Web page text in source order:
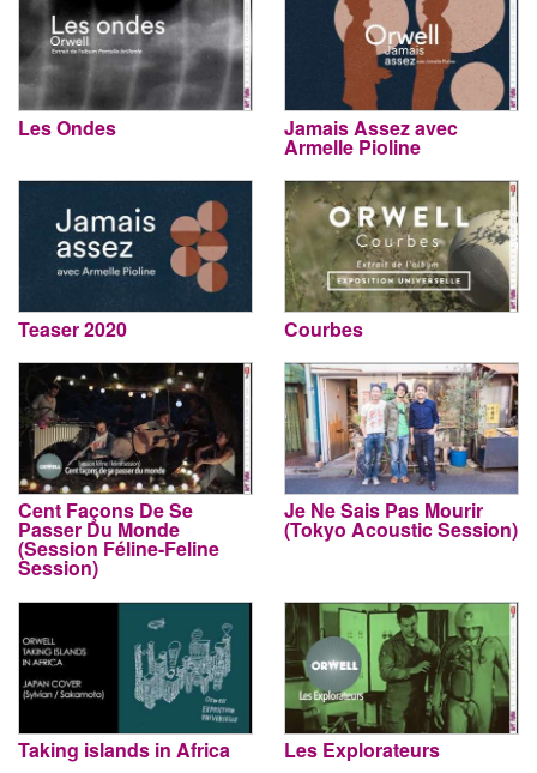
Les Ondes Jamais Assez avec
Armelle Pioline
Teaser 2020 Courbes
Cent Façons De Se
Passer Du Monde
(Session Féline-Feline
Session)
Je Ne Sais Pas Mourir
(Tokyo Acoustic Session)
Taking islands in Africa Les Explorateurs